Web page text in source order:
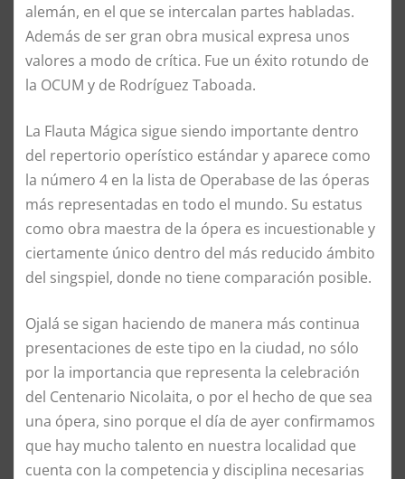
alemán, en el que se intercalan partes habladas.
Además de ser gran obra musical expresa unos
valores a modo de crítica. Fue un éxito rotundo de
la OCUM y de Rodríguez Taboada.
La Flauta Mágica sigue siendo importante dentro
del repertorio operístico estándar y aparece como
la número 4 en la lista de Operabase de las óperas
más representadas en todo el mundo. Su estatus
como obra maestra de la ópera es incuestionable y
ciertamente único dentro del más reducido ámbito
del singspiel, donde no tiene comparación posible.
Ojalá se sigan haciendo de manera más continua
presentaciones de este tipo en la ciudad, no sólo
por la importancia que representa la celebración
del Centenario Nicolaita, o por el hecho de que sea
una ópera, sino porque el día de ayer confirmamos
que hay mucho talento en nuestra localidad que
cuenta con la competencia y disciplina necesarias